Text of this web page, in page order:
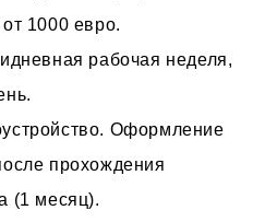
1000 евро.
рабочая неделя,
Оформление
прохождения
(1 месяц).